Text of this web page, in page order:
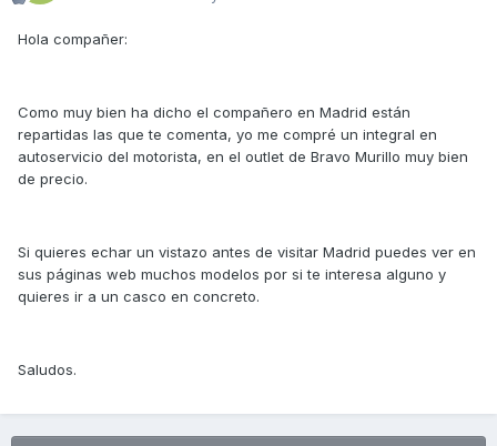
Hola compañer:
Como muy bien ha dicho el compañero en Madrid están
repartidas las que te comenta, yo me compré un integral en
autoservicio del motorista, en el outlet de Bravo Murillo muy bien
de precio.
Si quieres echar un vistazo antes de visitar Madrid puedes ver en
sus páginas web muchos modelos por si te interesa alguno y
quieres ir a un casco en concreto.
Saludos.